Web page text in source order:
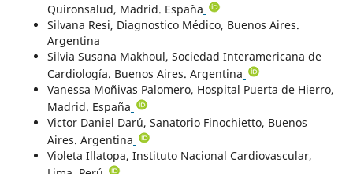
Quironsalud, Madrid. España
Silvana Resi, Diagnostico Médico, Buenos Aires.
Argentina
Silvia Susana Makhoul, Sociedad Interamericana de
Cardiología. Buenos Aires. Argentina
Vanessa Moñivas Palomero, Hospital Puerta de Hierro,
Madrid. España
Victor Daniel Darú, Sanatorio Finochietto, Buenos
Aires. Argentina
Violeta Illatopa, Instituto Nacional Cardiovascular,